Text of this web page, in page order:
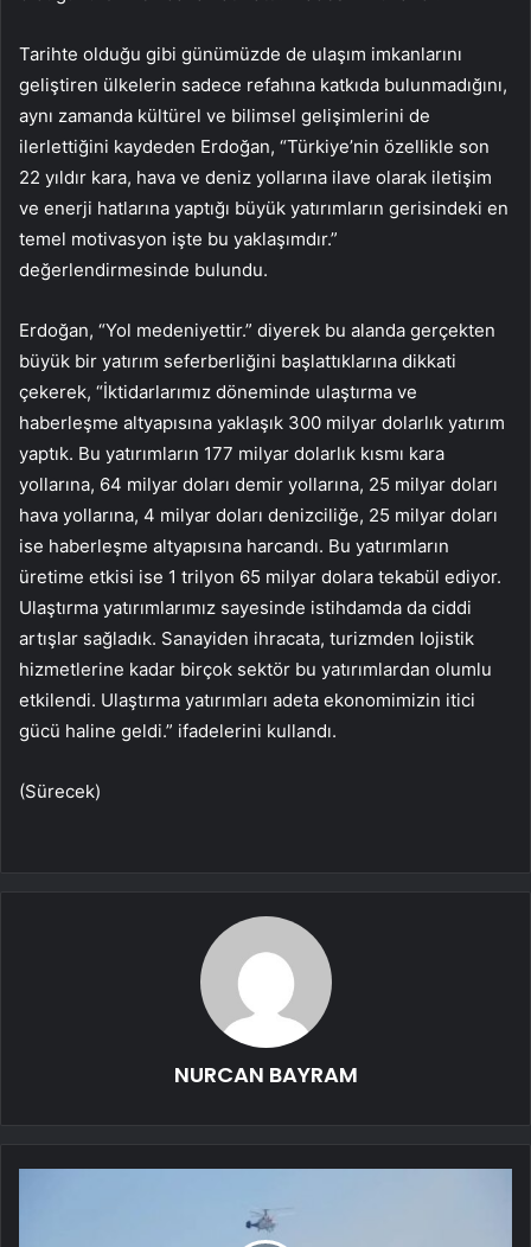
Tarihte olduğu gibi günümüzde de ulaşım imkanlarını
geliştiren ülkelerin sadece refahına katkıda bulunmadığını,
aynı zamanda kültürel ve bilimsel gelişimlerini de
ilerlettiğini kaydeden Erdoğan, “Türkiye’nin özellikle son
22 yıldır kara, hava ve deniz yollarına ilave olarak iletişim
ve enerji hatlarına yaptığı büyük yatırımların gerisindeki en
temel motivasyon işte bu yaklaşımdır.”
değerlendirmesinde bulundu.
Erdoğan, “Yol medeniyettir.” diyerek bu alanda gerçekten
büyük bir yatırım seferberliğini başlattıklarına dikkati
çekerek, “İktidarlarımız döneminde ulaştırma ve
haberleşme altyapısına yaklaşık 300 milyar dolarlık yatırım
yaptık. Bu yatırımların 177 milyar dolarlık kısmı kara
yollarına, 64 milyar doları demir yollarına, 25 milyar doları
hava yollarına, 4 milyar doları denizciliğe, 25 milyar doları
ise haberleşme altyapısına harcandı. Bu yatırımların
üretime etkisi ise 1 trilyon 65 milyar dolara tekabül ediyor.
Ulaştırma yatırımlarımız sayesinde istihdamda da ciddi
artışlar sağladık. Sanayiden ihracata, turizmden lojistik
hizmetlerine kadar birçok sektör bu yatırımlardan olumlu
etkilendi. Ulaştırma yatırımları adeta ekonomimizin itici
gücü haline geldi.” ifadelerini kullandı.
(Sürecek)
NURCAN BAYRAM